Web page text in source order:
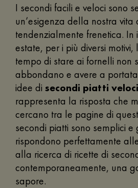
I secondi facili e veloci sono
un’esigenza della nostra vita
tendenzialmente frenetica. In
estate, per i più diversi
tempo di stare ai fornelli non
abbondano e avere a
idee di secondi piatti
rappresenta la risposta che
cercano tra le pagine di
secondi piatti sono semplici e
rispondono perfettamente
alla ricerca di ricette di
contemporaneamente, una
sapore.